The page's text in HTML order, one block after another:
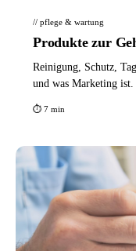
// pflege & wartung
Produkte zur
Reinigung, Schutz,
und was Marketing ist.
⏱ 7 min